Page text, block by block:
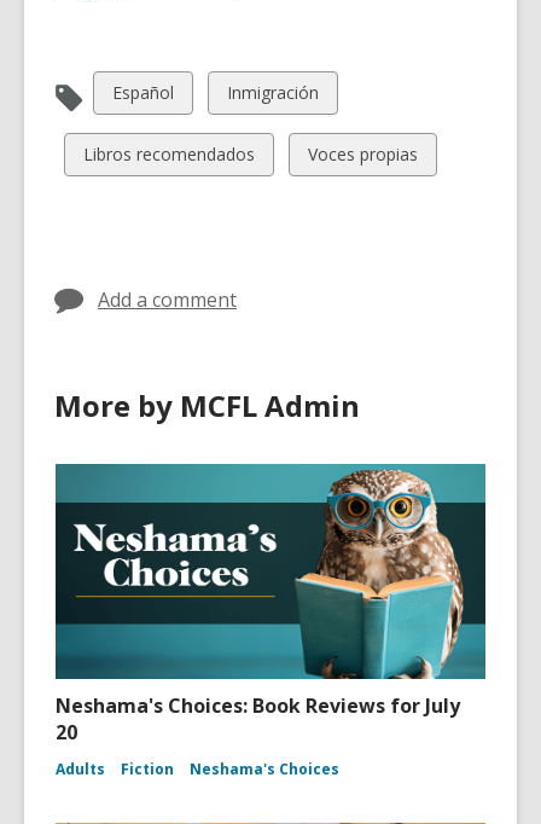
View
all
cards
in
Español
View
all
cards
in
Inmigración
View
all
Libros recomendados
View
all
Voces propias
Add a comment
More by MCFL Admin
Neshama's Choices: Book Reviews for July
20
Adults Fiction Neshama's Choices